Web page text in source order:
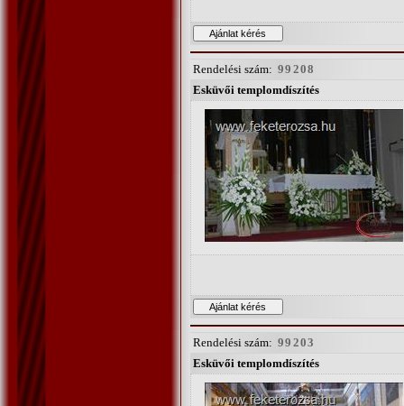
Rendelési szám: 99208
Esküvői templomdíszítés
Rendelési szám: 99203
Esküvői templomdíszítés